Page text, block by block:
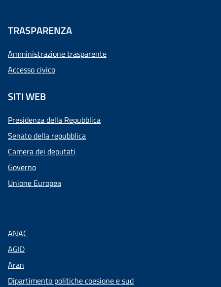
TRASPARENZA
Amministrazione trasparente
Accesso civico
SITI WEB
Presidenza della Repubblica
Senato della repubblica
Camera dei deputati
Governo
Unione Europea
ANAC
AGID
Aran
Dipartimento politiche coesione e sud